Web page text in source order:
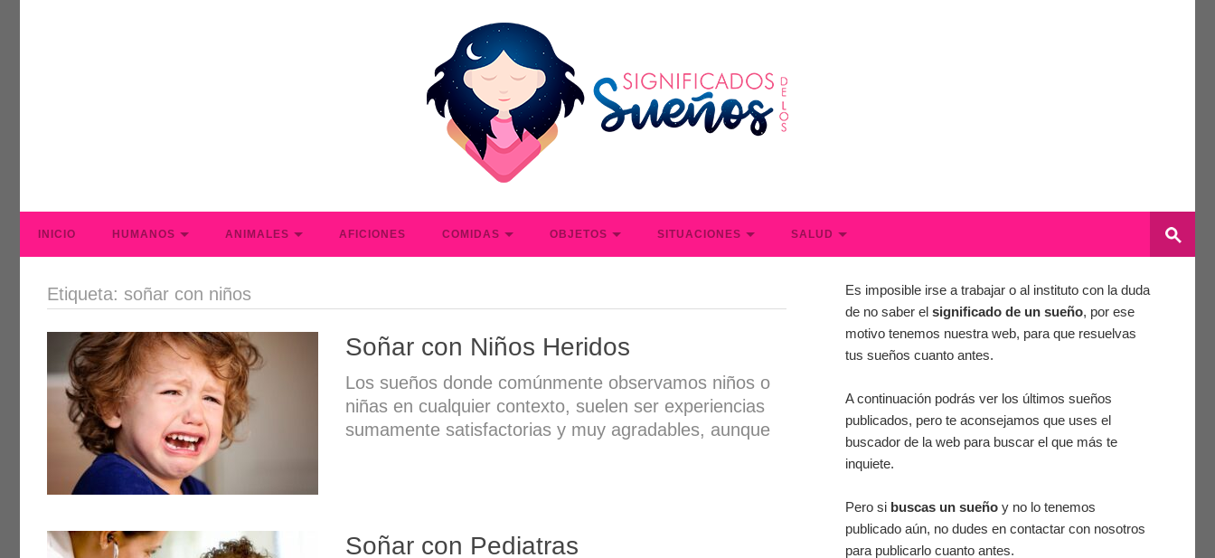
INICIO HUMANOS ANIMALES AFICIONES COMIDAS OBJETOS SITUACIONES SALUD
Etiqueta: soñar con niños
Soñar con Niños Heridos
Los sueños donde comúnmente observamos niños o
niñas en cualquier contexto, suelen ser experiencias
sumamente satisfactorias y muy agradables, aunque
Soñar con Pediatras
Es imposible irse a trabajar o al instituto con la duda
de no saber el significado de un sueño, por ese
motivo tenemos nuestra web, para que resuelvas
tus sueños cuanto antes.
A continuación podrás ver los últimos sueños
publicados, pero te aconsejamos que uses el
buscador de la web para buscar el que más te
inquiete.
Pero si buscas un sueño y no lo tenemos
publicado aún, no dudes en contactar con nosotros
para publicarlo cuanto antes.